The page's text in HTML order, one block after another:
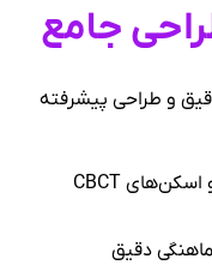
جامع
و طراحی پیشرفته
تصویربرداری پانورامیک دیجیتال و اسکن‌های CBCT
دقیق